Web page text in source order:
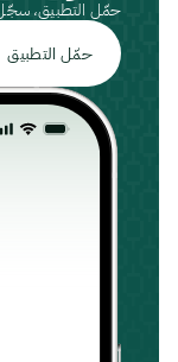
حمّل التطبيق، سجّل
حمّل التطبيق